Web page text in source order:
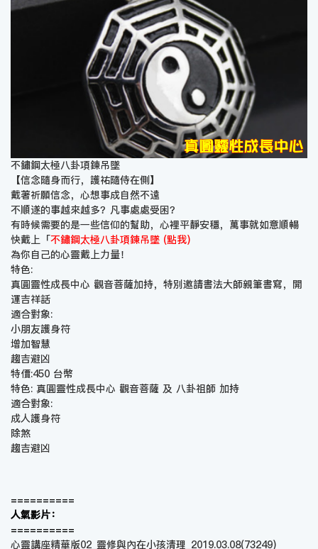
不鏽鋼太極八卦項鍊吊墜
【信念隨身而行，護祐隨侍在側】
戴著祈願信念，心想事成自然不遠
不順遂的事越來越多？凡事處處受困？
有時候需要的是一些信仰的幫助，心裡平靜安穩，萬事就如意順暢
快戴上「不鏽鋼太極八卦項鍊吊墜 (點我)
為你自己的心靈戴上力量！
特色:
真圓靈性成長中心 觀音菩薩加持，特別邀請書法大師親筆書寫，開
運吉祥話
適合對象:
小朋友護身符
增加智慧
趨吉避凶
特價:450 台幣
特色: 真圓靈性成長中心 觀音菩薩 及 八卦祖師 加持
適合對象:
成人護身符
除煞
趨吉避凶
==========
人氣影片：
==========
心靈講座精華版02_靈修與內在小孩清理_2019.03.08(73249)